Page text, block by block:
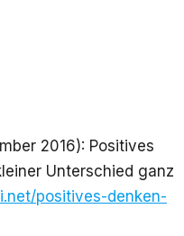
2016): Positives
Unterschied ganz
positives-denken-